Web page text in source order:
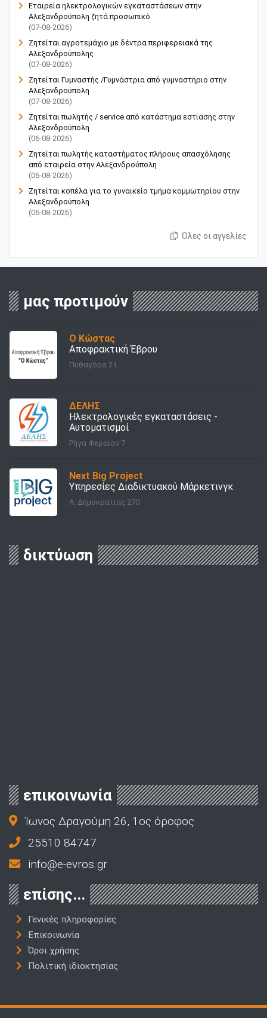
Εταιρεία ηλεκτρολογικών εγκαταστάσεων στην
Αλεξανδρούπολη ζητά προσωπικό
(07-08-2026)
Ζητείται αγροτεμάχιο με δέντρα περιφερειακά της
Αλεξανδρούπολης
(07-08-2026)
Ζητείται Γυμναστής /Γυμνάστρια από γυμναστήριο στην
Αλεξανδρούπολη
(07-08-2026)
Ζητείται πωλητής / service από κατάστημα εστίασης στην
Αλεξανδρούπολη
(06-08-2026)
Ζητείται πωλητής καταστήματος πλήρους απασχόλησης
από εταιρεία στην Αλεξανδρούπολη
(06-08-2026)
Ζητείται κοπέλα για το γυναικείο τμήμα κομμωτηρίου στην
Αλεξανδρούπολη
(06-08-2026)
Όλες οι αγγελίες
μας προτιμούν
Ο Κώστας
Αποφρακτική Έβρου
Πυθαγόρα 21
ΔΕΛΗΣ
Ηλεκτρολογικές εγκαταστάσεις -
Αυτοματισμοί
Ρήγα Φεραίου 7
Next Big Project
Υπηρεσίες Διαδικτυακού Μάρκετινγκ
Λ. Δημοκρατίας 270
δικτύωση
επικοινωνία
Ίωνος Δραγούμη 26, 1ος όροφος
25510 84747
info@e-evros.gr
επίσης...
Γενικές πληροφορίες
Επικοινωνία
Όροι χρήσης
Πολιτική ιδιοκτησίας